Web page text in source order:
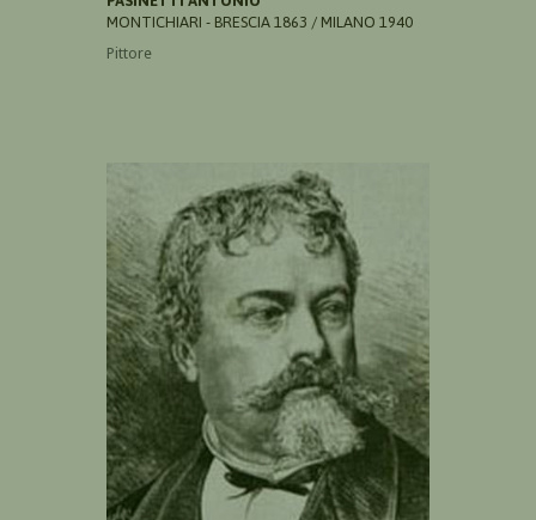
MONTICHIARI - BRESCIA 1863 / MILANO 1940
Pittore